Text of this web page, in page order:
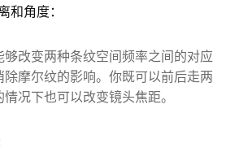
和角度：
改变两种条纹空间频率之间的对应
摩尔纹的影响。你既可以前后走两
况下也可以改变镜头焦距。